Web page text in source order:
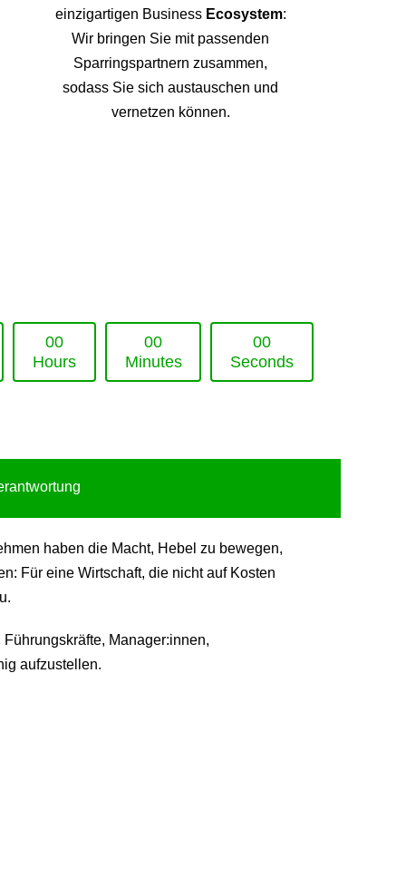
einzigartigen Business Ecosystem:
Wir bringen Sie mit passenden
Sparringspartnern zusammen,
sodass Sie sich austauschen und
vernetzen können.
00
Hours
00
Minutes
00
Seconds
haben die Macht, Hebel zu bewegen,
Für eine Wirtschaft, die nicht auf Kosten
Manager:innen,
aufzustellen.